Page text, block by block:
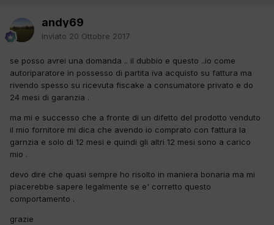
andy69
Inviato 20 Ottobre 2017
se posso avrei una domanda .. il dubbio e questo ..io come
autoriparatore in possesso di partita iva acquisto su fattura ma
rivendo spesso su ricevuta fiscake a consumatore privato e do
24 mesi di garanzia .
ma mi e successo che a fronte di un difetto del prodotto venduto
il mio fornitore mi dica che avendo io comprato con fattura la
garnzia e solo di 12 mesi e quindi gli altri 12 mesi sono a carico
mio .
devo dire che quasi sempre ho risolto in maniera bonaria ma mi
piacerebbe sapere legalmente se e' corretto questo
comportamento .
grazie